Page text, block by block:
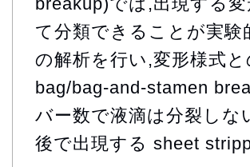
て分類できることが実
の解析を行い,変形様式
bag/bag-and-stamen
バー数で液滴は分裂し
後で出現する sheet